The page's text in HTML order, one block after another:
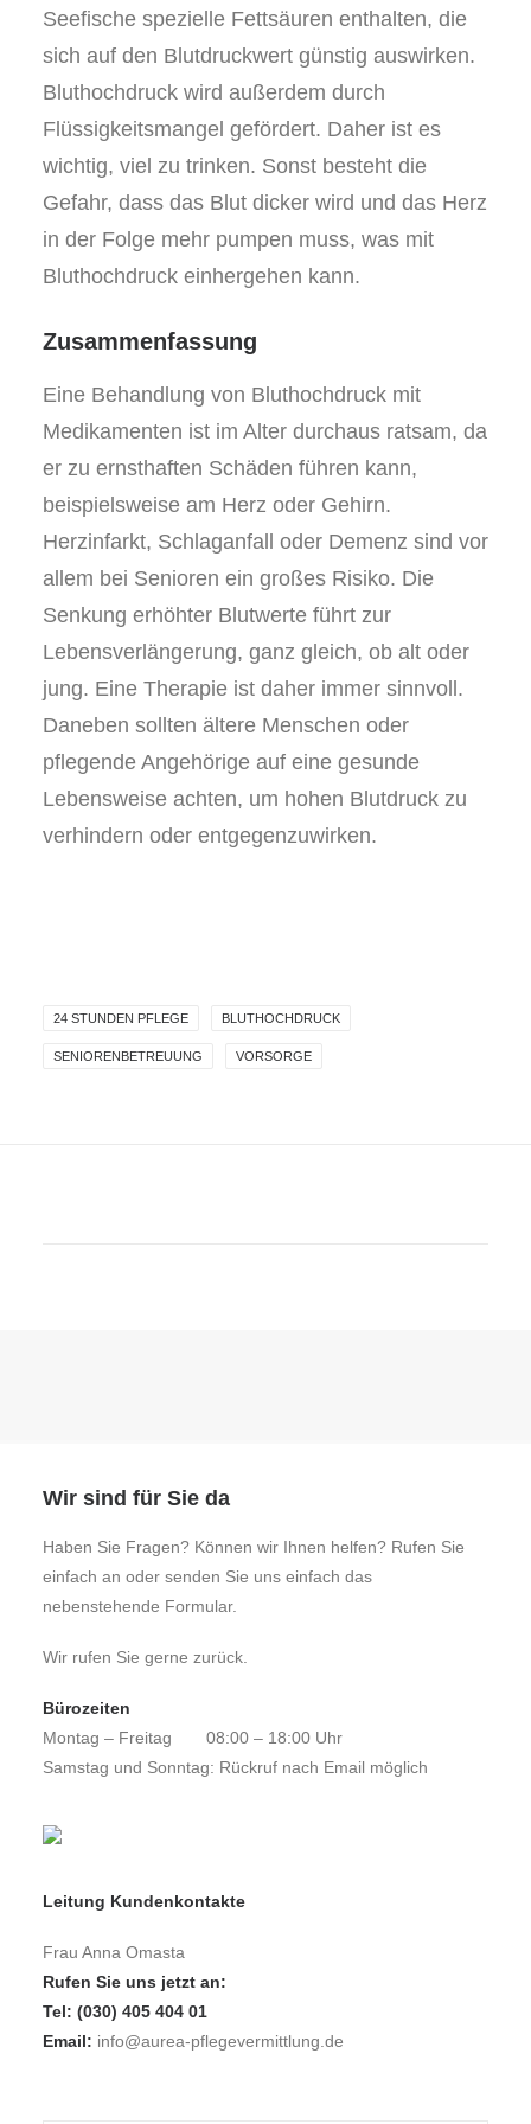
Seefische spezielle Fettsäuren enthalten, die
sich auf den Blutdruckwert günstig auswirken.
Bluthochdruck wird außerdem durch
Flüssigkeitsmangel gefördert. Daher ist es
wichtig, viel zu trinken. Sonst besteht die
Gefahr, dass das Blut dicker wird und das Herz
in der Folge mehr pumpen muss, was mit
Bluthochdruck einhergehen kann.
Zusammenfassung
Eine Behandlung von Bluthochdruck mit
Medikamenten ist im Alter durchaus ratsam, da
er zu ernsthaften Schäden führen kann,
beispielsweise am Herz oder Gehirn.
Herzinfarkt, Schlaganfall oder Demenz sind vor
allem bei Senioren ein großes Risiko. Die
Senkung erhöhter Blutwerte führt zur
Lebensverlängerung, ganz gleich, ob alt oder
jung. Eine Therapie ist daher immer sinnvoll.
Daneben sollten ältere Menschen oder
pflegende Angehörige auf eine gesunde
Lebensweise achten, um hohen Blutdruck zu
verhindern oder entgegenzuwirken.
24 STUNDEN PFLEGE BLUTHOCHDRUCK
SENIORENBETREUUNG VORSORGE
Wir sind für Sie da
Haben Sie Fragen? Können wir Ihnen helfen? Rufen Sie
einfach an oder senden Sie uns einfach das
nebenstehende Formular.
Wir rufen Sie gerne zurück.
Bürozeiten
Montag – Freitag
08:00 – 18:00 Uhr
Samstag und Sonntag: Rückruf nach Email möglich
Leitung Kundenkontakte
Frau Anna Omasta
Rufen Sie uns jetzt an:
Tel: (030) 405 404 01
Email: info@aurea-pflegevermittlung.de